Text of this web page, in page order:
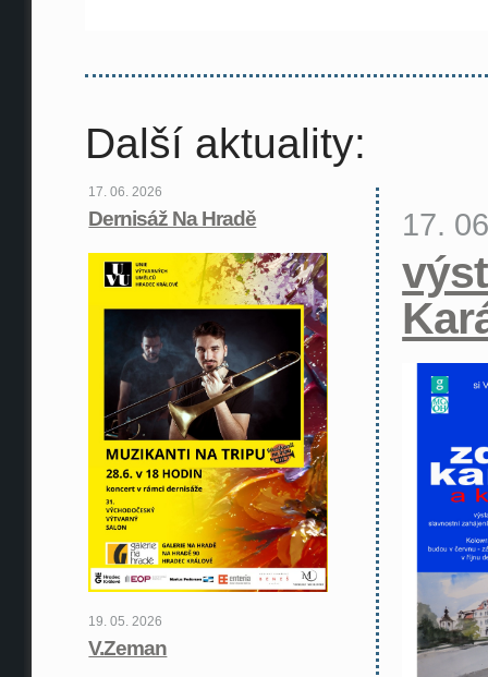
Další aktuality:
17. 06. 2026
Dernisáž Na Hradě
19. 05. 2026
V.Zeman
17.